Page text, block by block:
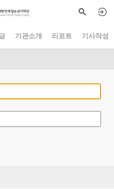
기관소개 리포트 기사작성